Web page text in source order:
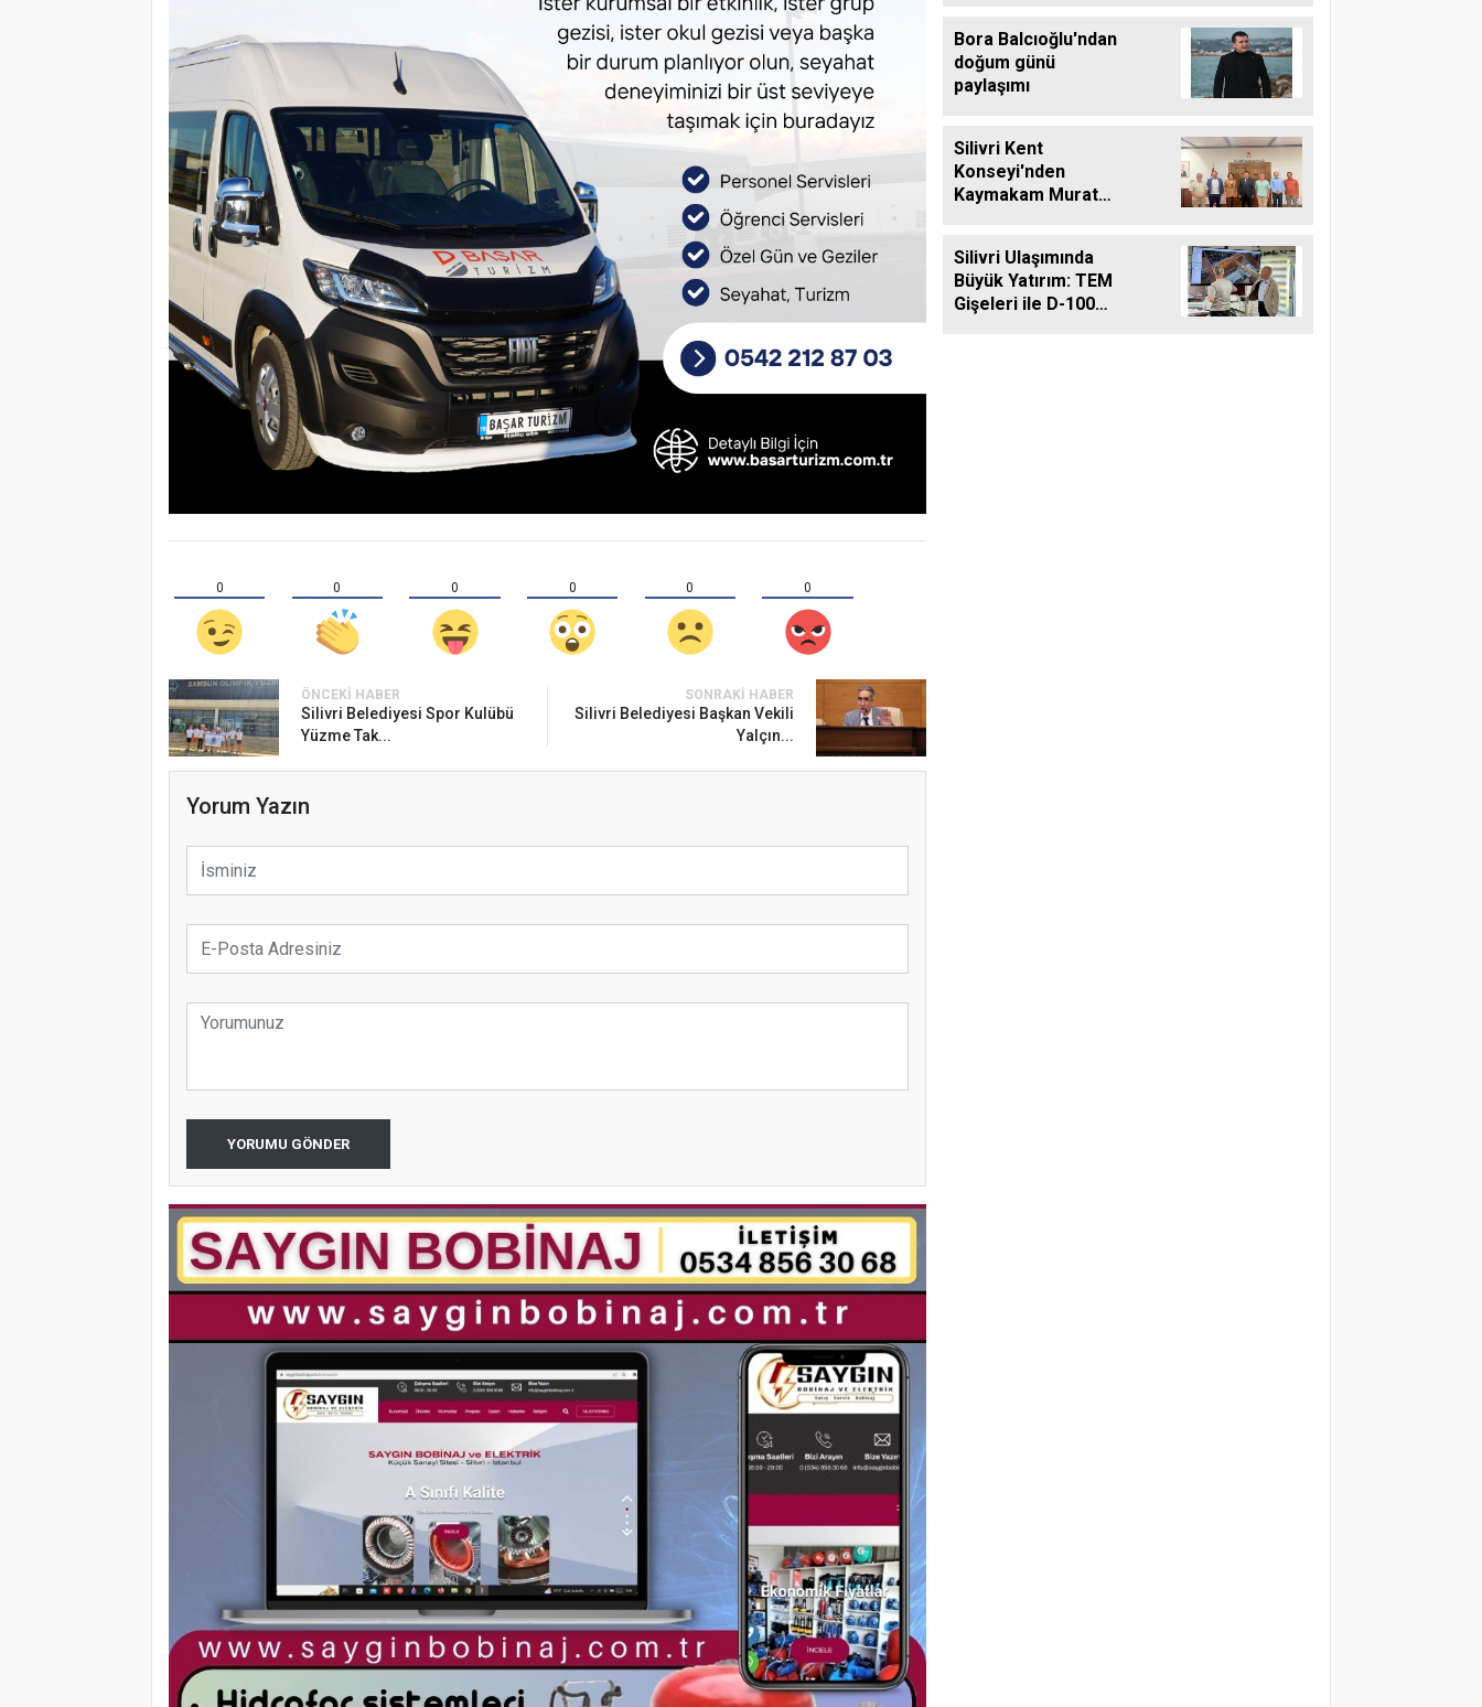
0 0 0 0 0 0
ÖNCEKI HABER
Silivri Belediyesi Spor Kulübü
Yüzme Tak...
SONRAKI HABER
Silivri Belediyesi Başkan Vekili
Yalçın...
Yorum Yazın
YORUMU GÖNDER
Bora Balcıoğlu'ndan
doğum günü
paylaşımı
Silivri Kent
Konseyi'nden
Kaymakam Murat
Silivri Ulaşımında
Büyük Yatırım: TEM
Gişeleri ile D-100